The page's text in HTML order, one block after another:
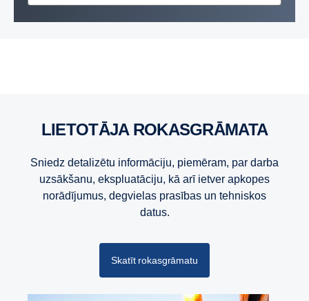
jaudīgi, izturīgi dzinēji un komponenti, kas spēj izturēt visgrūtākos
izaicinājumus. Scania dzinēji ir radīti efektīvai darbībai.
LIETOTĀJA ROKASGRĀMATA
Sniedz detalizētu informāciju, piemēram, par darba
uzsākšanu, ekspluatāciju, kā arī ietver apkopes
norādījumus, degvielas prasības un tehniskos
datus.
Skatīt rokasgrāmatu